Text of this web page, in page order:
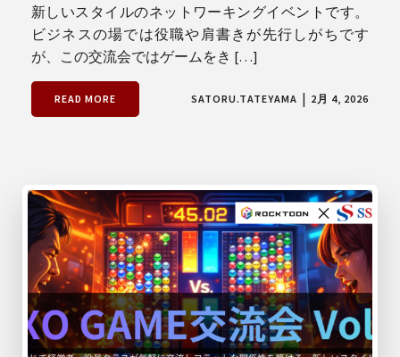
新しいスタイルのネットワーキングイベントです。
ビジネスの場では役職や肩書きが先行しがちです
が、この交流会ではゲームをき […]
READ MORE SATORU.TATEYAMA | 2月 4, 2026